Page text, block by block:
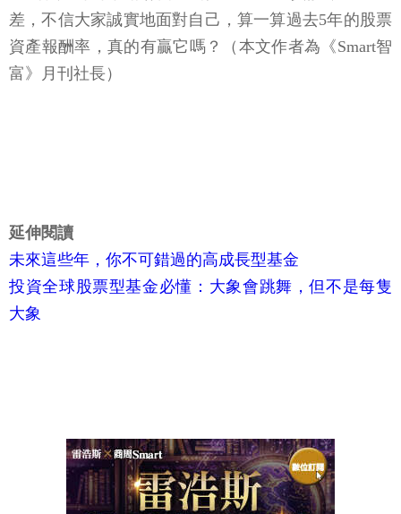
差，不信大家誠實地面對自己，算一算過去5年的股票
資產報酬率，真的有贏它嗎？（本文作者為《Smart智
富》月刊社長）
延伸閱讀
未來這些年，你不可錯過的高成長型基金
投資全球股票型基金必懂：大象會跳舞，但不是每隻
大象